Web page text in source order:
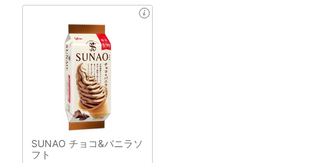
SUNAO チョコ&バニラソ
フト